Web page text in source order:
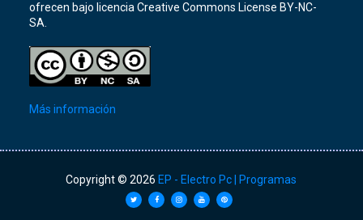
ofrecen bajo licencia Creative Commons License BY-NC-
SA.
Más información
Copyright ©2026 EP - Electro Pc | Programas